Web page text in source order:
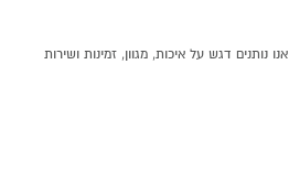
תנור בנוי גורניה 60 ס"מ Gorenje BOS67372CLB שחור קונים אונליין בקטגוריית תנורים בנויים במחלקת תנורים, כיריים וקולטים בP1000 - אתר קניות ישראלי בטוח, משתלם ונוח המציע מוצרים מומלצים במבצע. ב-P1000 אנו נותנים דגש על איכות, מגוון, זמינות ושירות